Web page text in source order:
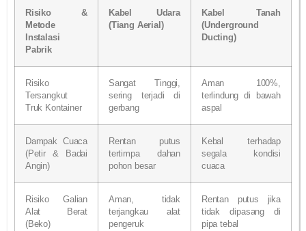
Risiko &
Metode
Instalasi
Pabrik
Kabel Udara
(Tiang Aerial)
Kabel Tanah
(Underground
Ducting)
Risiko
Tersangkut
Truk Kontainer
Sangat Tinggi,
sering terjadi di
gerbang
Aman 100%,
terlindung di bawah
aspal
Dampak Cuaca
(Petir & Badai
Angin)
Rentan putus
tertimpa dahan
pohon besar
Kebal terhadap
segala kondisi
cuaca
Risiko Galian
Alat Berat
(Beko)
Aman, tidak
terjangkau alat
pengeruk
Rentan putus jika
tidak dipasang di
pipa tebal